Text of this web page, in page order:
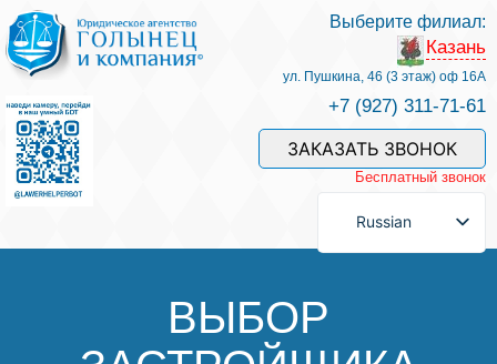
Услуги и наши специалисты
Оплата услуг
Задать вопрос
Выберите филиал:
Казань
ул. Пушкина, 46 (3 этаж) оф 16А
+7 (927) 311-71-61
ЗАКАЗАТЬ ЗВОНОК
Бесплатный звонок
Russian
ВЫБОР